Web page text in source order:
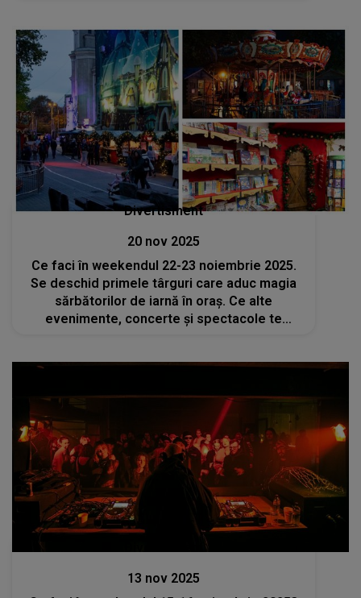
Divertisment
20 nov 2025
Ce faci în weekendul 22-23 noiembrie 2025.
Se deschid primele târguri care aduc magia
sărbătorilor de iarnă în oraș. Ce alte
evenimente, concerte și spectacole te
13 nov 2025